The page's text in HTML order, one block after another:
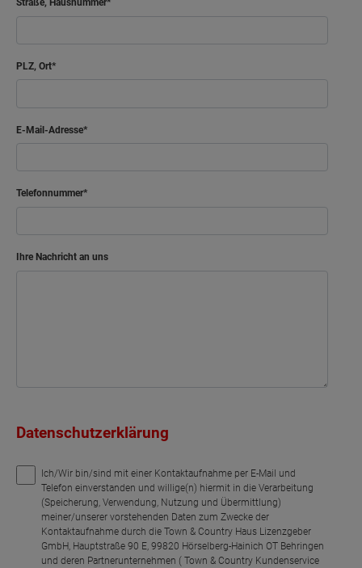
Straße, Hausnummer
PLZ, Ort
E-Mail-Adresse
Telefonnummer
Ihre Nachricht an uns
Datenschutzerklärung
Ich/Wir bin/sind mit einer Kontaktaufnahme per E-Mail und
Telefon einverstanden und willige(n) hiermit in die Verarbeitung
(Speicherung, Verwendung, Nutzung und Übermittlung)
meiner/unserer vorstehenden Daten zum Zwecke der
Kontaktaufnahme durch die Town & Country Haus Lizenzgeber
GmbH, Hauptstraße 90 E, 99820 Hörselberg-Hainich OT Behringen
und deren Partnerunternehmen ( Town & Country Kundenservice